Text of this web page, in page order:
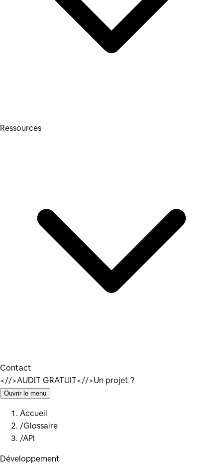
Ressources
Contact
<//>AUDIT GRATUIT<//>Un projet ?
Ouvrir le menu
Accueil
/Glossaire
/API
Développement